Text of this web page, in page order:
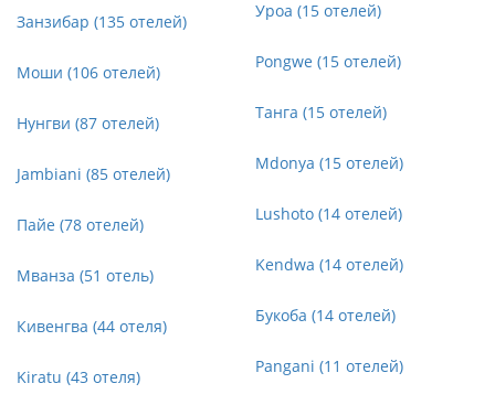
Занзибар (135 отелей)
Моши (106 отелей)
Нунгви (87 отелей)
Jambiani (85 отелей)
Пайе (78 отелей)
Мванза (51 отель)
Кивенгва (44 отеля)
Kiratu (43 отеля)
Уроа (15 отелей)
Pongwe (15 отелей)
Танга (15 отелей)
Mdonya (15 отелей)
Lushoto (14 отелей)
Kendwa (14 отелей)
Букоба (14 отелей)
Pangani (11 отелей)